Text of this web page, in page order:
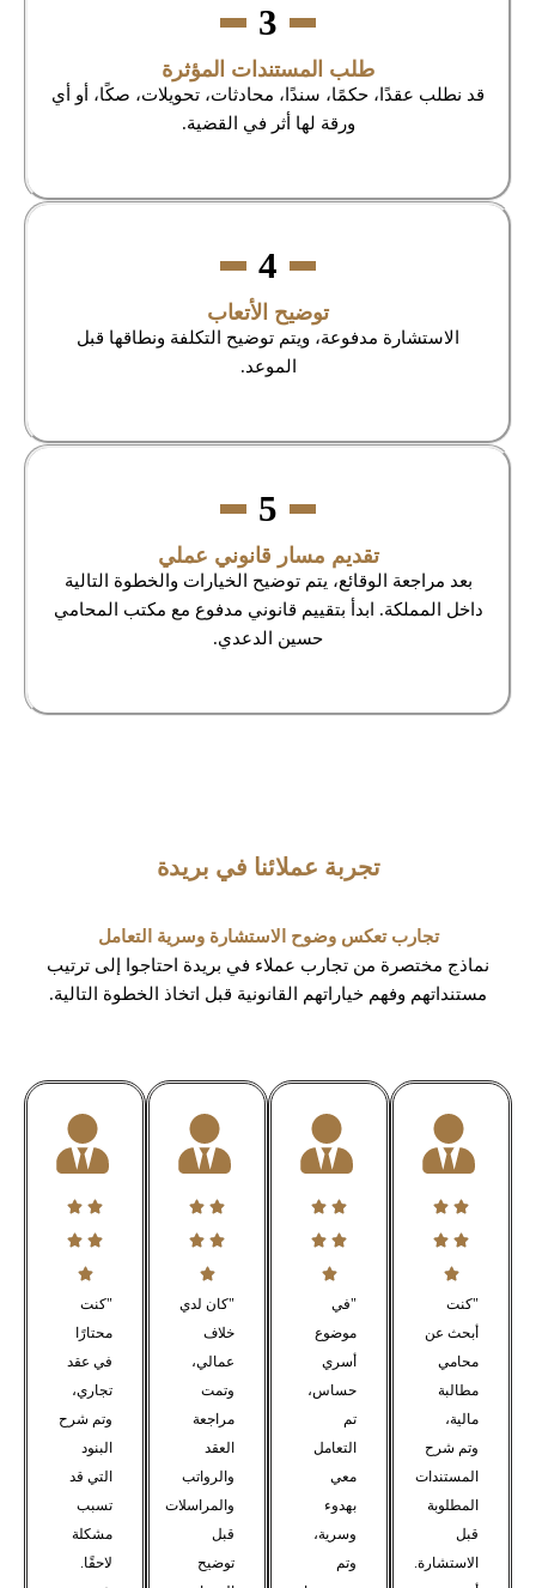
3
طلب المستندات المؤثرة
قد نطلب عقدًا، حكمًا، سندًا، محادثات، تحويلات، صكًا، أو أي
ورقة لها أثر في القضية.
4
توضيح الأتعاب
الاستشارة مدفوعة، ويتم توضيح التكلفة ونطاقها قبل
الموعد.
5
تقديم مسار قانوني عملي
بعد مراجعة الوقائع، يتم توضيح الخيارات والخطوة التالية
داخل المملكة. ابدأ بتقييم قانوني مدفوع مع مكتب المحامي
حسين الدعدي.
تجربة عملائنا في بريدة
تجارب تعكس وضوح الاستشارة وسرية التعامل
نماذج مختصرة من تجارب عملاء في بريدة احتاجوا إلى ترتيب
مستنداتهم وفهم خياراتهم القانونية قبل اتخاذ الخطوة التالية.
"كنت
أبحث عن
محامي
مطالبة
مالية،
وتم شرح
المستندات
المطلوبة
قبل
الاستشارة.
"في
موضوع
أسري
حساس،
تم
التعامل
معي
بهدوء
وسرية،
وتم
"كان لدي
خلاف
عمالي،
وتمت
مراجعة
العقد
والرواتب
والمراسلات
قبل
توضيح
"كنت
محتارًا
في عقد
تجاري،
وتم شرح
البنود
التي قد
تسبب
مشكلة
لاحقًا.